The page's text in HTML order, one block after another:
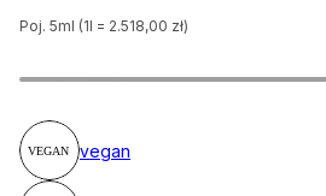
Poj. 5ml (1l = 2.518,00 zł)
vegan